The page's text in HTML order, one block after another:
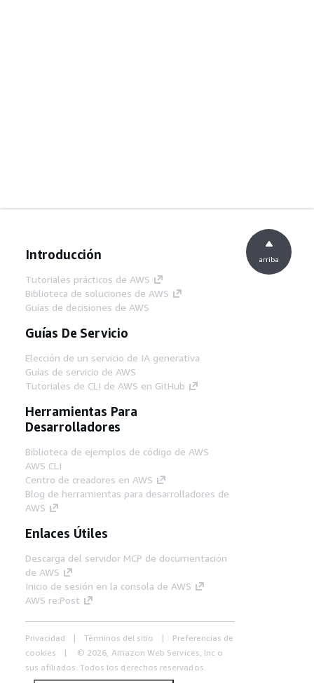
Introducción
Tutoriales prácticos de AWS
Biblioteca de soluciones de AWS
Guías de decisiones de AWS
Guías De Servicio
Elección de un servicio de IA generativa
Guías de servicio de AWS
Tutoriales de CLI de AWS en GitHub
Herramientas Para
Desarrolladores
Biblioteca de ejemplos de código de AWS
AWS CLI
Centro de creadores en AWS
Blog de herramientas para desarrolladores de
AWS
Enlaces Útiles
Descarga del servidor MCP de documentación
de AWS
Inicio de sesión en la consola de AWS
AWS re:Post
Privacidad Términos del sitio
Preferencias de
cookies
© 2026, Amazon Web Services, Inc o
sus afiliados. Todos los derechos reservados.
arriba